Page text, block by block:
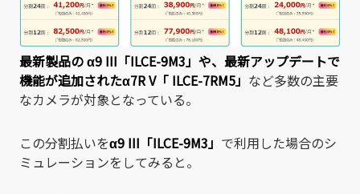
最新製品のα9 III「ILCE-9M3」 や、最新アップデートで
機能が追加されたα7R V「 ILCE-7RM5」 など多数の主要
なカメラが対象となっている。
この分割払いをα9 III「ILCE-9M3」 で利用した場合のシ
ミュレーションをしてみると。